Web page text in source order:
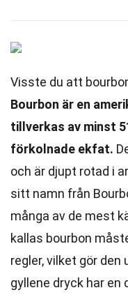
Visste du att
Bourbon är en
tillverkas av minst
förkolnade ekfat.
och är djupt rotad i
sitt namn från
många av de mest
kallas bourbon
regler, vilket gör den
gyllene dryck har